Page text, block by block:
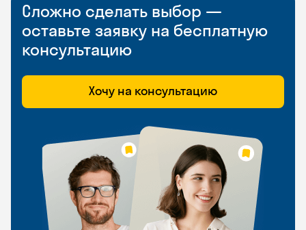
Сложно сделать выбор —
оставьте заявку на бесплатную
консультацию
Хочу на консультацию